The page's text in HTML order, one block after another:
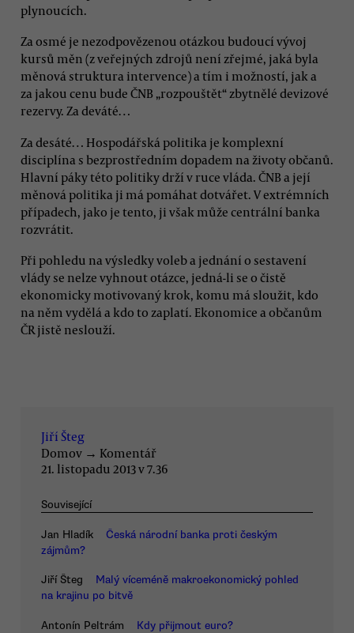
plynoucích.
Za osmé je nezodpovězenou otázkou budoucí vývoj
kursů měn (z veřejných zdrojů není zřejmé, jaká byla
měnová struktura intervence) a tím i možností, jak a
za jakou cenu bude ČNB „rozpouštět“ zbytnělé devizové
rezervy. Za deváté…
Za desáté… Hospodářská politika je komplexní
disciplína s bezprostředním dopadem na životy občanů.
Hlavní páky této politiky drží v ruce vláda. ČNB a její
měnová politika ji má pomáhat dotvářet. V extrémních
případech, jako je tento, ji však může centrální banka
rozvrátit.
Při pohledu na výsledky voleb a jednání o sestavení
vlády se nelze vyhnout otázce, jedná-li se o čistě
ekonomicky motivovaný krok, komu má sloužit, kdo
na něm vydělá a kdo to zaplatí. Ekonomice a občanům
ČR jistě neslouží.
Jiří Šteg
Domov → Komentář
21. listopadu 2013 v 7.36
Související
Jan Hladík
Česká národní banka proti českým
zájmům?
Jiří Šteg
Malý víceméně makroekonomický pohled
na krajinu po bitvě
Antonín Peltrám Kdy přijmout euro?